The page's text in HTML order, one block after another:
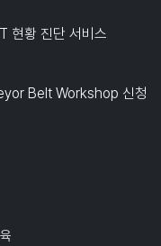
현황 진단 서비스
Belt Workshop 신청